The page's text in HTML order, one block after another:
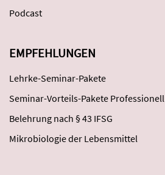
Podcast
EMPFEHLUNGEN
Lehrke-Seminar-Pakete
Seminar-Vorteils-Pakete Professionell
Belehrung nach § 43 IFSG
Mikrobiologie der Lebensmittel